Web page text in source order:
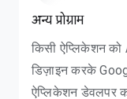
अन्य प्रोग्राम
किसी ऐप्लिकेशन
डिज़ाइन करके
ऐप्लिकेशन डेवलपर